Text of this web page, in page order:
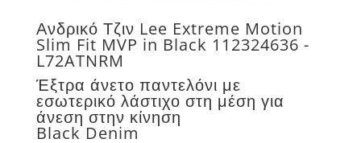
Ανδρικό Τζιν Lee Extreme Motion
Slim Fit MVP in Black 112324636 -
L72ATNRM
Έξτρα άνετο παντελόνι με
εσωτερικό λάστιχο στη μέση για
άνεση στην κίνηση
Black Denim